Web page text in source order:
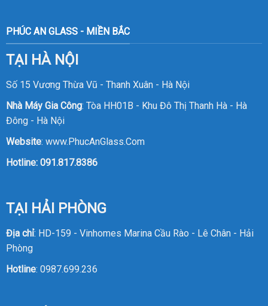
PHÚC AN GLASS - MIỀN BẮC
TẠI HÀ NỘI
Số 15 Vương Thừa Vũ - Thanh Xuân - Hà Nội
Nhà Máy Gia Công: Tòa HH01B - Khu Đô Thị Thanh Hà - Hà
Đông - Hà Nội
Website: www.PhucAnGlass.Com
Hotline: 091.817.8386
TẠI HẢI PHÒNG
Địa chỉ: HD-159 - Vinhomes Marina Cầu Rào - Lê Chân - Hải
Phòng
Hotline: 0987.699.236